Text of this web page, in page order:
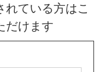
れている方はこ
だけます